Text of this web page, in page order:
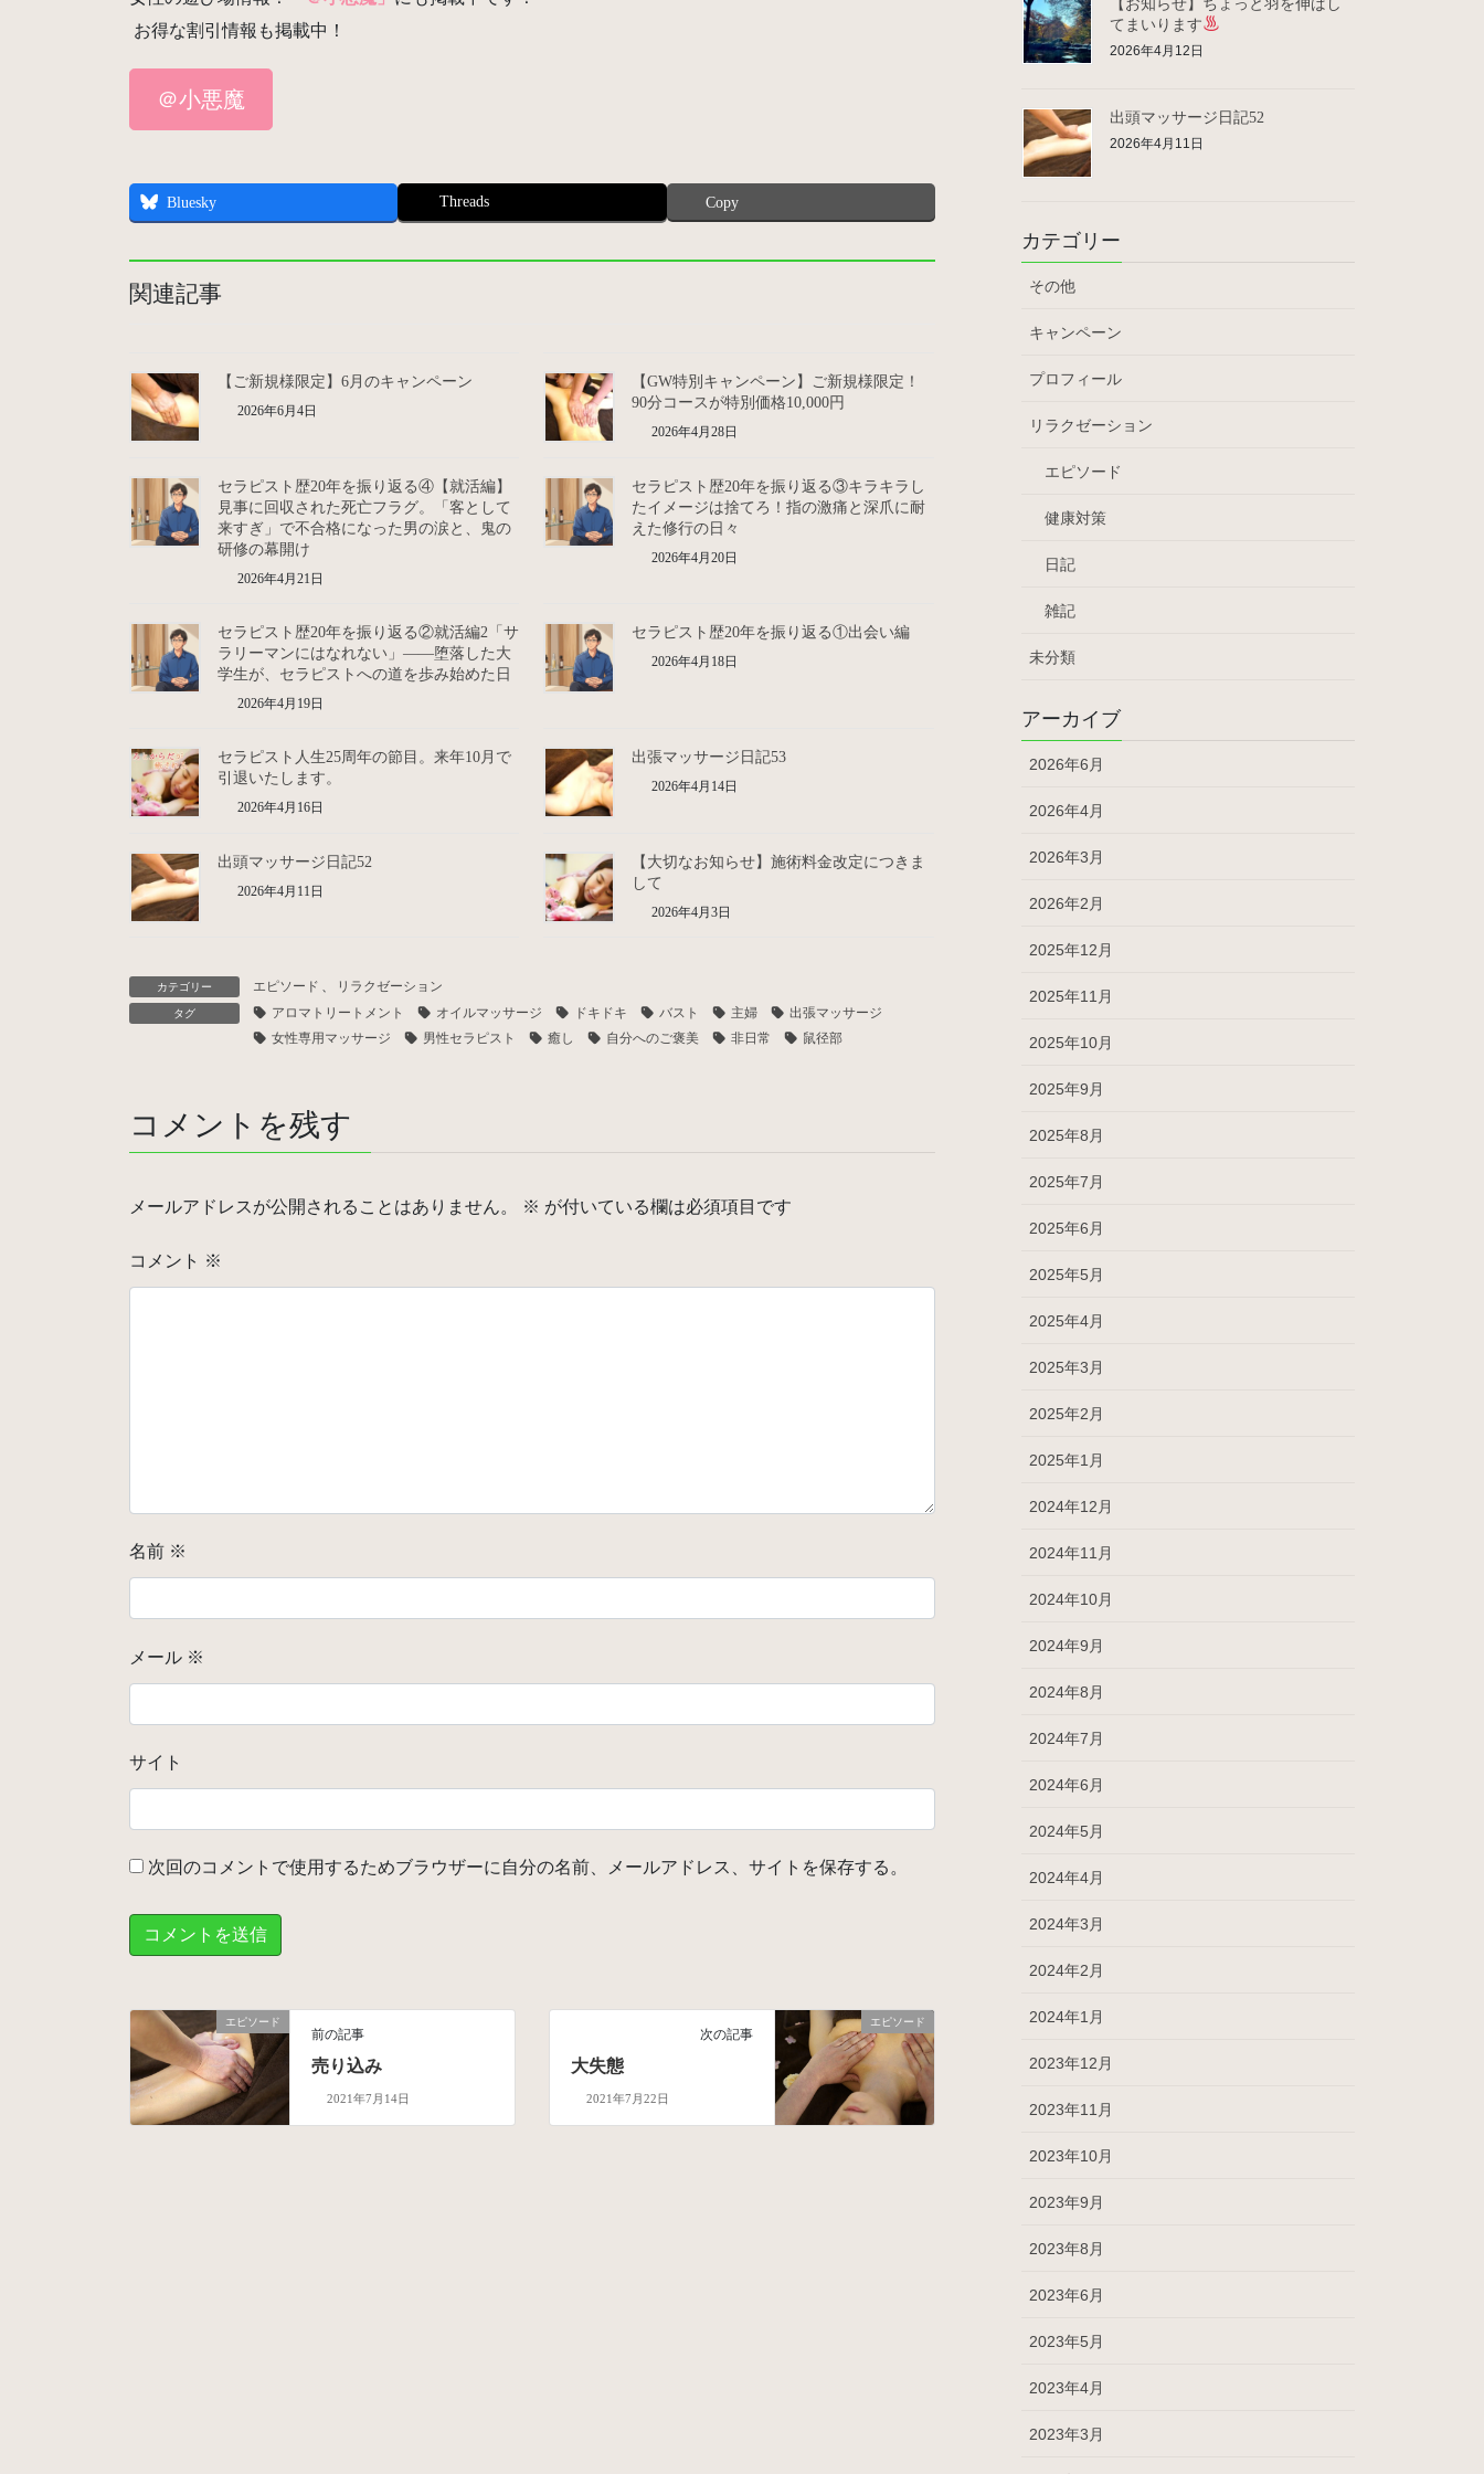
お得な割引情報も掲載中！
＠小悪魔
Bluesky Threads Copy
関連記事
【ご新規様限定】6月のキャンペーン
2026年6月4日
【GW特別キャンペーン】ご新規様限定！
90分コースが特別価格10,000円
2026年4月28日
セラピスト歴20年を振り返る④【就活編】
見事に回収された死亡フラグ。「客として
来すぎ」で不合格になった男の涙と、鬼の
研修の幕開け
2026年4月21日
セラピスト歴20年を振り返る③キラキラし
たイメージは捨てろ！指の激痛と深爪に耐
えた修行の日々
2026年4月20日
セラピスト歴20年を振り返る②就活編2「サ
ラリーマンにはなれない」――堕落した大
学生が、セラピストへの道を歩み始めた日
2026年4月19日
セラピスト歴20年を振り返る①出会い編
2026年4月18日
セラピスト人生25周年の節目。来年10月で
引退いたします。
2026年4月16日
出張マッサージ日記53
2026年4月14日
出頭マッサージ日記52
2026年4月11日
【大切なお知らせ】施術料金改定につきま
して
2026年4月3日
カテゴリー エピソード 、 リラクゼーション
タグ アロマトリートメント オイルマッサージ ドキドキ バスト 主婦
出張マッサージ
女性専用マッサージ
男性セラピスト 癒し 自分へのご褒美 非日常 鼠径部
コメントを残す
メールアドレスが公開されることはありません。 ※ が付いている欄は必須項目です
コメント ※
名前 ※
メール ※
サイト
次回のコメントで使用するためブラウザーに自分の名前、メールアドレス、サイトを保存する。
エピソード
前の記事
売り込み
2021年7月14日
エピソード
次の記事
大失態
2021年7月22日
【お知らせ】ちょっと羽を伸ばし
てまいります
2026年4月12日
出頭マッサージ日記52
2026年4月11日
カテゴリー
その他
キャンペーン
プロフィール
リラクゼーション
エピソード
健康対策
日記
雑記
未分類
アーカイブ
2026年6月
2026年4月
2026年3月
2026年2月
2025年12月
2025年11月
2025年10月
2025年9月
2025年8月
2025年7月
2025年6月
2025年5月
2025年4月
2025年3月
2025年2月
2025年1月
2024年12月
2024年11月
2024年10月
2024年9月
2024年8月
2024年7月
2024年6月
2024年5月
2024年4月
2024年3月
2024年2月
2024年1月
2023年12月
2023年11月
2023年10月
2023年9月
2023年8月
2023年6月
2023年5月
2023年4月
2023年3月